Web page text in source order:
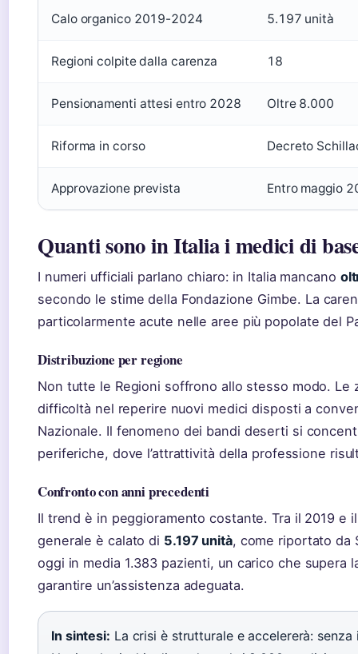
Calo organico 2019-2024 5.197 unità
Regioni colpite dalla carenza 18
Pensionamenti attesi entro 2028 Oltre 8.000
Riforma in corso Decreto
Approvazione prevista Entro maggio
Quanti sono in Italia i medici di
I numeri ufficiali parlano chiaro: in Italia mancano
secondo le stime della Fondazione Gimbe. La
particolarmente acute nelle aree più popolate del
Distribuzione per regione
Non tutte le Regioni soffrono allo stesso modo.
difficoltà nel reperire nuovi medici disposti a
Nazionale. Il fenomeno dei bandi deserti si
periferiche, dove l’attrattività della professione
Confronto con anni precedenti
Il trend è in peggioramento costante. Tra il 2019 e
generale è calato di 5.197 unità, come riportato da
oggi in media 1.383 pazienti, un carico che supera
garantire un’assistenza adeguata.
In sintesi: La crisi è strutturale e accelererà: